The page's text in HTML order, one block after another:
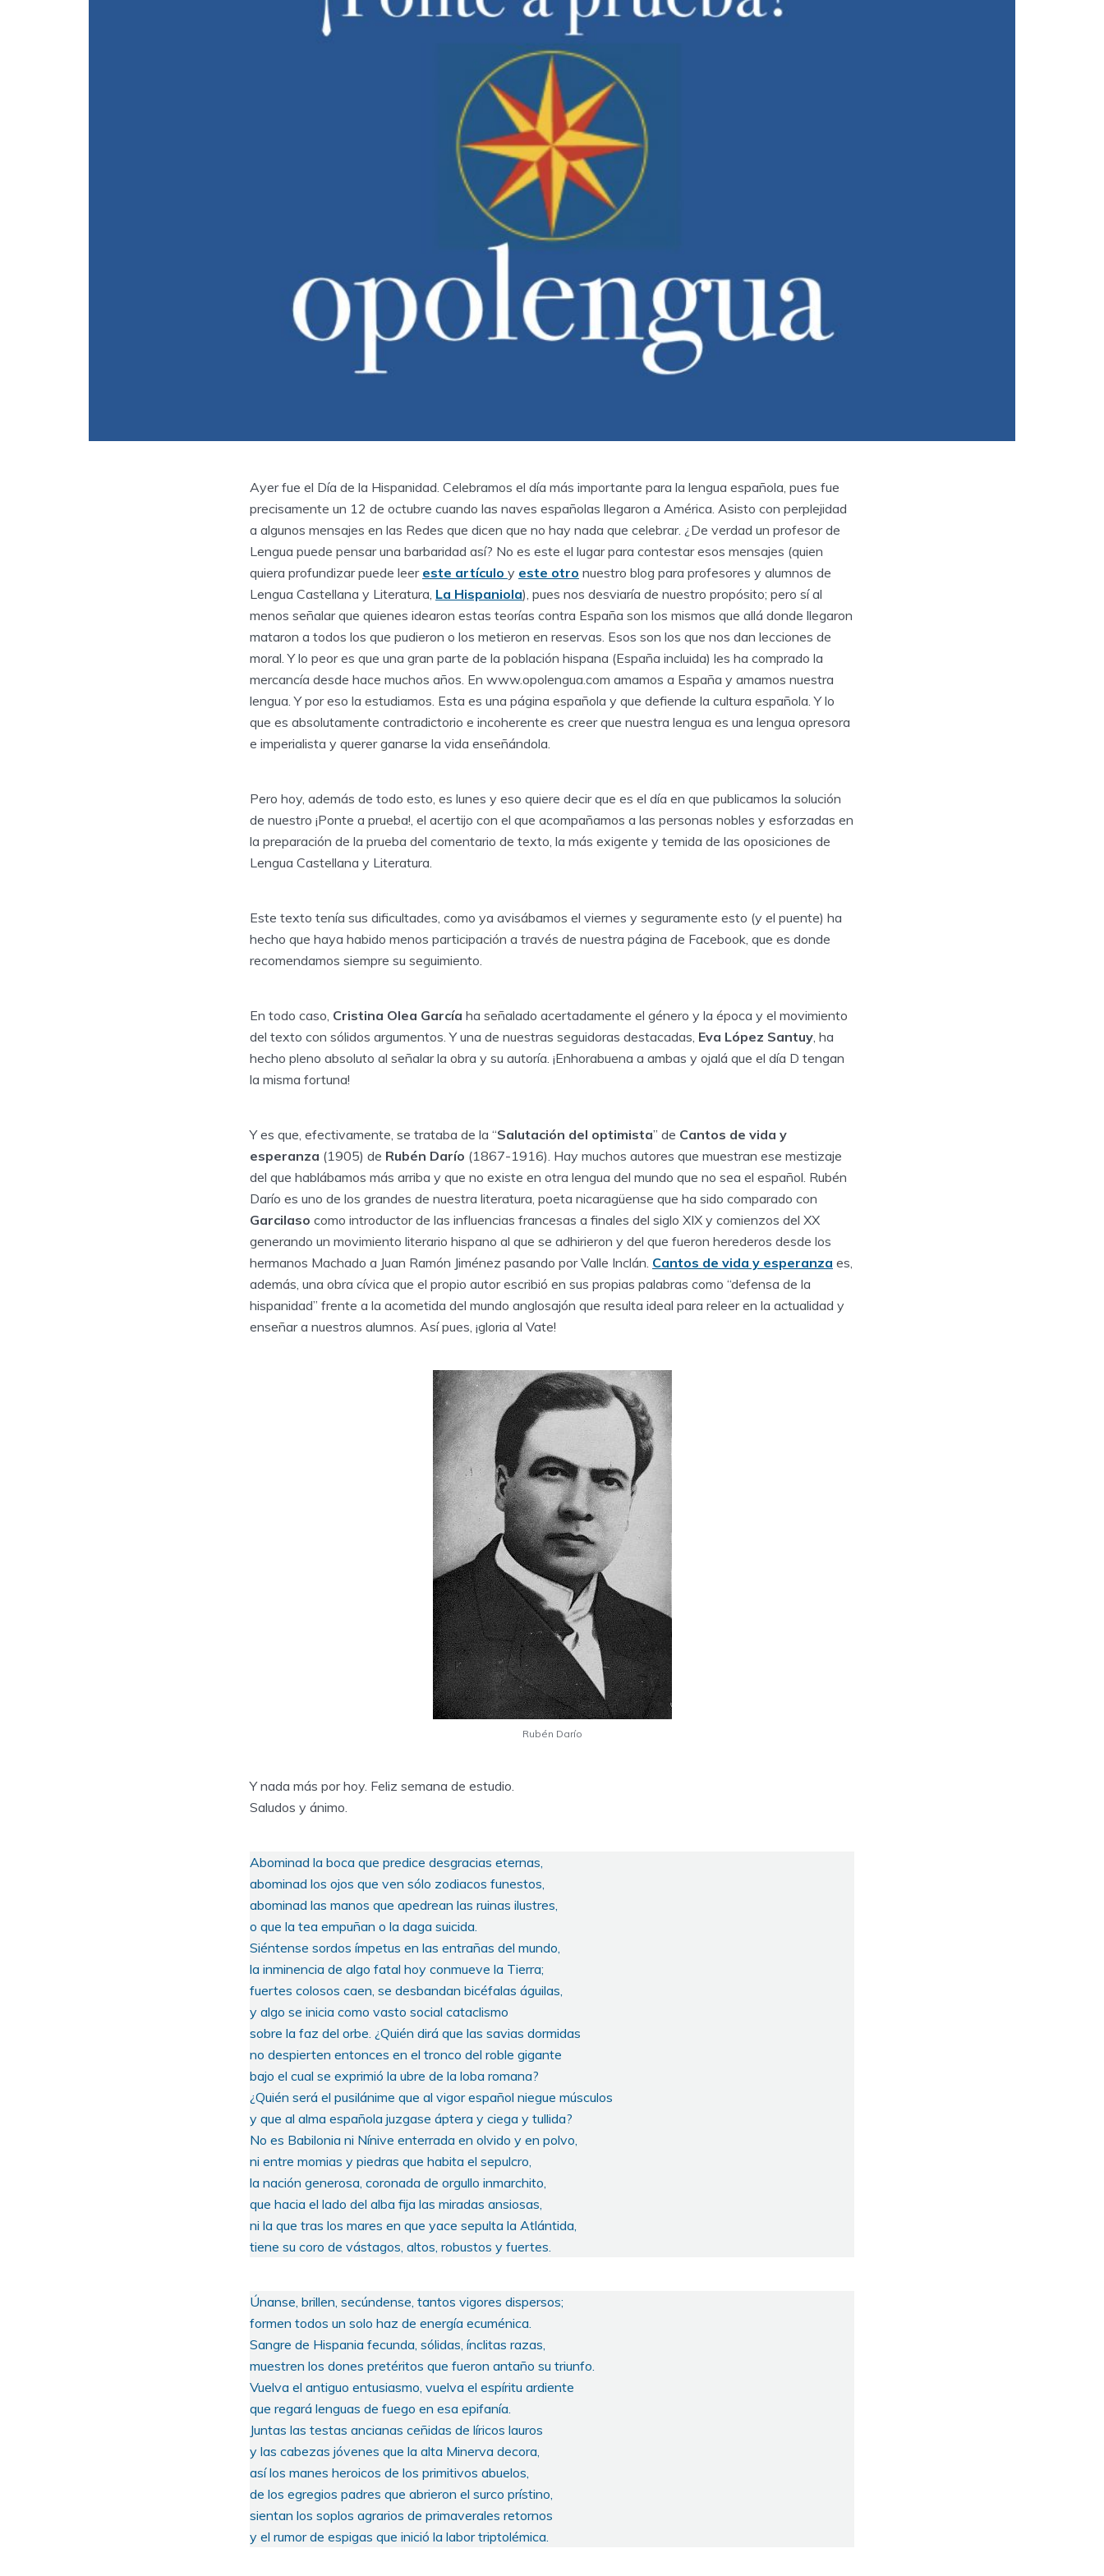
Ayer fue el Día de la Hispanidad. Celebramos el día más importante para la lengua española, pues fue
precisamente un 12 de octubre cuando las naves españolas llegaron a América. Asisto con perplejidad
a algunos mensajes en las Redes que dicen que no hay nada que celebrar. ¿De verdad un profesor de
Lengua puede pensar una barbaridad así? No es este el lugar para contestar esos mensajes (quien
quiera profundizar puede leer este artículo y este otro nuestro blog para profesores y alumnos de
Lengua Castellana y Literatura, La Hispaniola), pues nos desviaría de nuestro propósito; pero sí al
menos señalar que quienes idearon estas teorías contra España son los mismos que allá donde llegaron
mataron a todos los que pudieron o los metieron en reservas. Esos son los que nos dan lecciones de
moral. Y lo peor es que una gran parte de la población hispana (España incluida) les ha comprado la
mercancía desde hace muchos años. En www.opolengua.com amamos a España y amamos nuestra
lengua. Y por eso la estudiamos. Esta es una página española y que defiende la cultura española. Y lo
que es absolutamente contradictorio e incoherente es creer que nuestra lengua es una lengua opresora
e imperialista y querer ganarse la vida enseñándola.
Pero hoy, además de todo esto, es lunes y eso quiere decir que es el día en que publicamos la solución
de nuestro ¡Ponte a prueba!, el acertijo con el que acompañamos a las personas nobles y esforzadas en
la preparación de la prueba del comentario de texto, la más exigente y temida de las oposiciones de
Lengua Castellana y Literatura.
Este texto tenía sus dificultades, como ya avisábamos el viernes y seguramente esto (y el puente) ha
hecho que haya habido menos participación a través de nuestra página de Facebook, que es donde
recomendamos siempre su seguimiento.
En todo caso, Cristina Olea García ha señalado acertadamente el género y la época y el movimiento
del texto con sólidos argumentos. Y una de nuestras seguidoras destacadas, Eva López Santuy , ha
hecho pleno absoluto al señalar la obra y su autoría. ¡Enhorabuena a ambas y ojalá que el día D tengan
la misma fortuna!
Y es que, efectivamente, se trataba de la “Salutación del optimista” de Cantos de vida y
esperanza (1905) de Rubén Darío (1867-1916). Hay muchos autores que muestran ese mestizaje
del que hablábamos más arriba y que no existe en otra lengua del mundo que no sea el español. Rubén
Darío es uno de los grandes de nuestra literatura, poeta nicaragüense que ha sido comparado con
Garcilaso como introductor de las influencias francesas a finales del siglo XIX y comienzos del XX
generando un movimiento literario hispano al que se adhirieron y del que fueron herederos desde los
hermanos Machado a Juan Ramón Jiménez pasando por Valle Inclán. Cantos de vida y esperanza es,
además, una obra cívica que el propio autor escribió en sus propias palabras como “defensa de la
hispanidad” frente a la acometida del mundo anglosajón que resulta ideal para releer en la actualidad y
enseñar a nuestros alumnos. Así pues, ¡gloria al Vate!
Rubén Darío
Y nada más por hoy. Feliz semana de estudio.
Saludos y ánimo.
Abominad la boca que predice desgracias eternas,
abominad los ojos que ven sólo zodiacos funestos,
abominad las manos que apedrean las ruinas ilustres,
o que la tea empuñan o la daga suicida.
Siéntense sordos ímpetus en las entrañas del mundo,
la inminencia de algo fatal hoy conmueve la Tierra;
fuertes colosos caen, se desbandan bicéfalas águilas,
y algo se inicia como vasto social cataclismo
sobre la faz del orbe. ¿Quién dirá que las savias dormidas
no despierten entonces en el tronco del roble gigante
bajo el cual se exprimió la ubre de la loba romana?
¿Quién será el pusilánime que al vigor español niegue músculos
y que al alma española juzgase áptera y ciega y tullida?
No es Babilonia ni Nínive enterrada en olvido y en polvo,
ni entre momias y piedras que habita el sepulcro,
la nación generosa, coronada de orgullo inmarchito,
que hacia el lado del alba fija las miradas ansiosas,
ni la que tras los mares en que yace sepulta la Atlántida,
tiene su coro de vástagos, altos, robustos y fuertes.
Únanse, brillen, secúndense, tantos vigores dispersos;
formen todos un solo haz de energía ecuménica.
Sangre de Hispania fecunda, sólidas, ínclitas razas,
muestren los dones pretéritos que fueron antaño su triunfo.
Vuelva el antiguo entusiasmo, vuelva el espíritu ardiente
que regará lenguas de fuego en esa epifanía.
Juntas las testas ancianas ceñidas de líricos lauros
y las cabezas jóvenes que la alta Minerva decora,
así los manes heroicos de los primitivos abuelos,
de los egregios padres que abrieron el surco prístino,
sientan los soplos agrarios de primaverales retornos
y el rumor de espigas que inició la labor triptolémica.